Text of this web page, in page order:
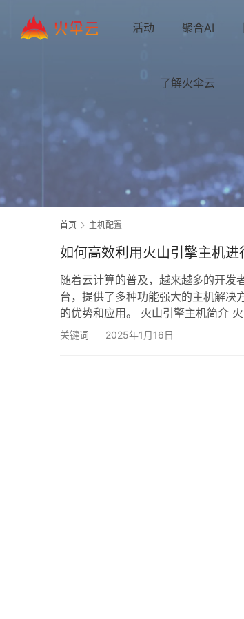
活动 聚合AI
了解火伞云
首页 主机配置
如何高效利用火山引擎主机进
随着云计算的普及，越来越多的开发
台，提供了多种功能强大的主机解决
的优势和应用。 火山引擎主机简介
和强大的计算能力。无论是小型个人
关键词 2025年1月16日